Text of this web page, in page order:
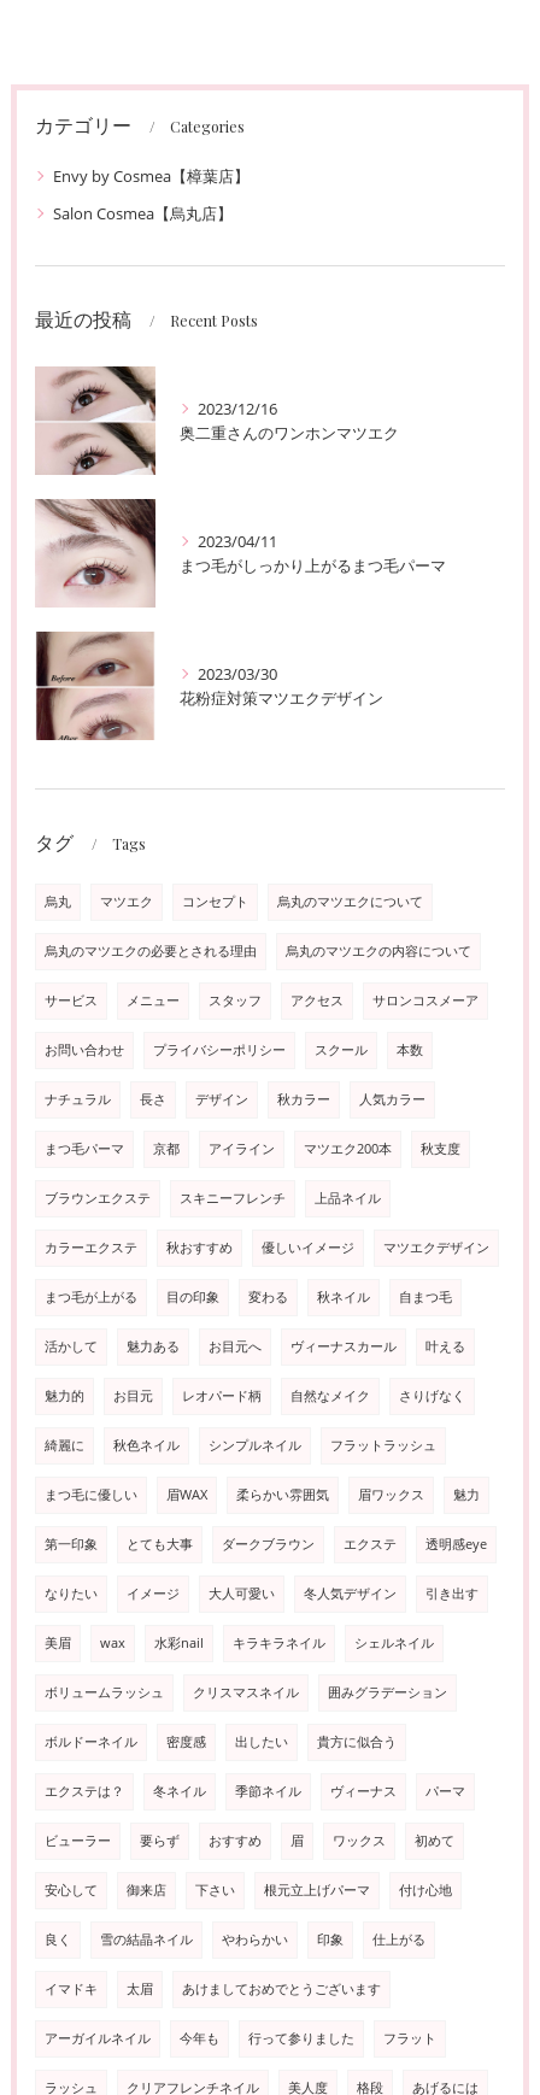
カテゴリー Categories
Envy by Cosmea【樟葉店】
Salon Cosmea【烏丸店】
最近の投稿 Recent Posts
2023/12/16
奥二重さんのワンホンマツエク
2023/04/11
まつ毛がしっかり上がるまつ毛パーマ
2023/03/30
花粉症対策マツエクデザイン
タグ Tags
烏丸 マツエク コンセプト 烏丸のマツエクについて
烏丸のマツエクの必要とされる理由 烏丸のマツエクの内容について
サービス メニュー スタッフ アクセス サロンコスメーア
お問い合わせ プライバシーポリシー スクール 本数
ナチュラル 長さ デザイン 秋カラー 人気カラー
まつ毛パーマ 京都 アイライン マツエク200本 秋支度
ブラウンエクステ スキニーフレンチ 上品ネイル
カラーエクステ 秋おすすめ 優しいイメージ マツエクデザイン
まつ毛が上がる 目の印象 変わる 秋ネイル 自まつ毛
活かして 魅力ある お目元へ ヴィーナスカール 叶える
魅力的 お目元 レオパード柄 自然なメイク さりげなく
綺麗に 秋色ネイル シンプルネイル フラットラッシュ
まつ毛に優しい 眉WAX 柔らかい雰囲気 眉ワックス 魅力
第一印象 とても大事 ダークブラウン エクステ 透明感eye
なりたい イメージ 大人可愛い 冬人気デザイン 引き出す
美眉 wax 水彩nail キラキラネイル シェルネイル
ボリュームラッシュ クリスマスネイル 囲みグラデーション
ボルドーネイル 密度感 出したい 貴方に似合う
エクステは？ 冬ネイル 季節ネイル ヴィーナス パーマ
ビューラー 要らず おすすめ 眉 ワックス 初めて
安心して 御来店 下さい 根元立上げパーマ 付け心地
良く 雪の結晶ネイル やわらかい 印象 仕上がる
イマドキ 太眉 あけましておめでとうございます
アーガイルネイル 今年も 行って参りました フラット
ラッシュ クリアフレンチネイル 美人度 格段 あげるには